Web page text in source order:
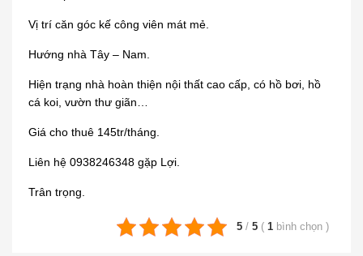
Vị trí căn góc kế công viên mát mẻ.
Hướng nhà Tây – Nam.
Hiện trạng nhà hoàn thiện nội thất cao cấp, có hồ bơi, hồ
cá koi, vườn thư giãn…
Giá cho thuê 145tr/tháng.
Liên hệ 0938246348 gặp Lợi.
Trân trọng.
5 / 5 ( 1 bình chọn )